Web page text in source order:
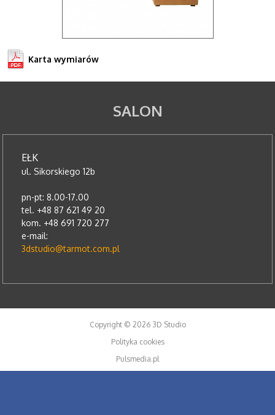
Karta wymiarów
SALON
EŁK
ul. Sikorskiego 12b
pn-pt: 8.00-17.00
tel. +48 87 621 49 20
kom. +48 691 720 277
e-mail:
3dstudio@tarmot.com.pl
Copyright © 2026 3D Studio
Polityka cookies
Pulsmedia.pl